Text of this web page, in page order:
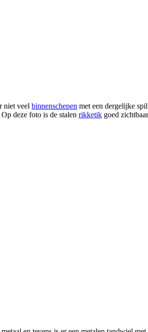
niet veel binnenschepen met een dergelijke
Op deze foto is de stalen rikketik goed